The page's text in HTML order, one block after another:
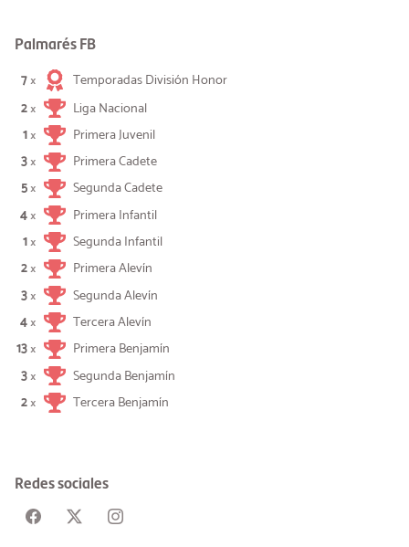
Palmarés FB
7×
Temporadas División Honor
2×
Liga Nacional
1×
Primera Juvenil
3×
Primera Cadete
5×
Segunda Cadete
4×
Primera Infantil
1×
Segunda Infantil
2×
Primera Alevín
3×
Segunda Alevín
4×
Tercera Alevín
13×
Primera Benjamín
3×
Segunda Benjamín
2× Tercera Benjamín
Redes sociales